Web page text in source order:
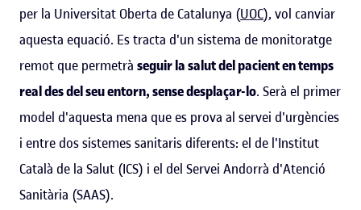
per la Universitat Oberta de Catalunya (UOC), vol canviar
aquesta equació. Es tracta d'un sistema de monitoratge
remot que permetrà seguir la salut del pacient en temps
real des del seu entorn, sense desplaçar-lo. Serà el primer
model d'aquesta mena que es prova al servei d'urgències
i entre dos sistemes sanitaris diferents: el de l'Institut
Català de la Salut (ICS) i el del Servei Andorrà d'Atenció
Sanitària (SAAS).